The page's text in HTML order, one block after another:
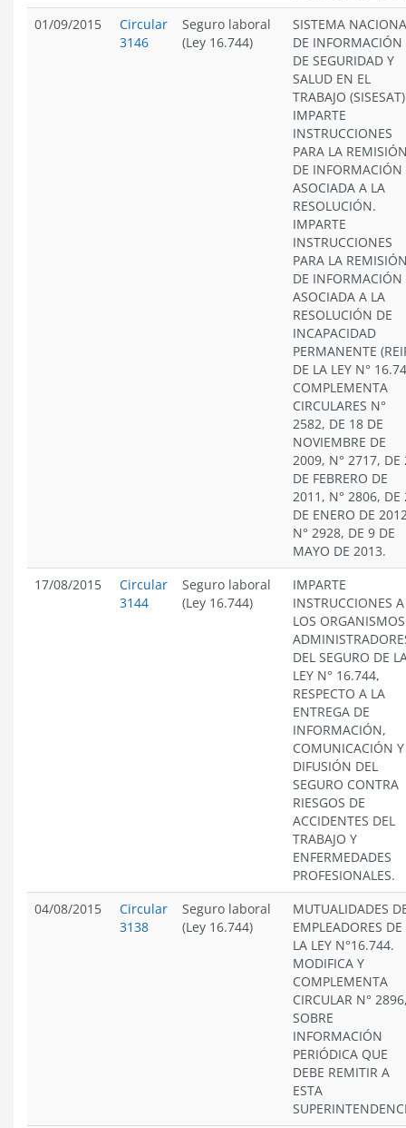
01/09/2015
Circular
3146
Seguro laboral
(Ley 16.744)
SISTEMA
DE INFORMACIÓN
DE SEGURIDAD Y
SALUD EN EL
TRABAJO
IMPARTE
INSTRUCCIONES
PARA LA
DE INFORMACIÓN
ASOCIADA A LA
RESOLUCIÓN.
IMPARTE
INSTRUCCIONES
PARA LA
DE INFORMACIÓN
ASOCIADA A LA
RESOLUCIÓN DE
INCAPACIDAD
PERMANENTE
DE LA LEY N°
COMPLEMENTA
CIRCULARES N°
2582, DE 18 DE
NOVIEMBRE DE
2009, N° 2717, DE
DE FEBRERO DE
2011, N° 2806, DE
DE ENERO DE
N° 2928, DE 9 DE
MAYO DE 2013.
17/08/2015
Circular
3144
Seguro laboral
(Ley 16.744)
IMPARTE
INSTRUCCIONES A
LOS ORGANISMOS
DEL SEGURO DE
LEY N° 16.744,
RESPECTO A LA
ENTREGA DE
INFORMACIÓN,
COMUNICACIÓN Y
DIFUSIÓN DEL
SEGURO CONTRA
RIESGOS DE
ACCIDENTES DEL
TRABAJO Y
ENFERMEDADES
PROFESIONALES.
04/08/2015
Circular
3138
Seguro laboral
(Ley 16.744)
MUTUALIDADES
EMPLEADORES DE
LA LEY N°16.744.
MODIFICA Y
COMPLEMENTA
CIRCULAR N°
SOBRE
INFORMACIÓN
PERIÓDICA QUE
DEBE REMITIR A
ESTA